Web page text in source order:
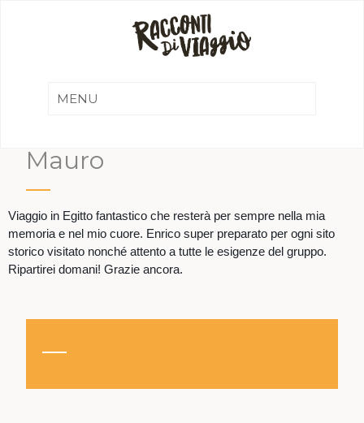
Mauro
Viaggio in Egitto fantastico che resterà per sempre nella mia
memoria e nel mio cuore. Enrico super preparato per ogni sito
storico visitato nonché attento a tutte le esigenze del gruppo.
Ripartirei domani! Grazie ancora.